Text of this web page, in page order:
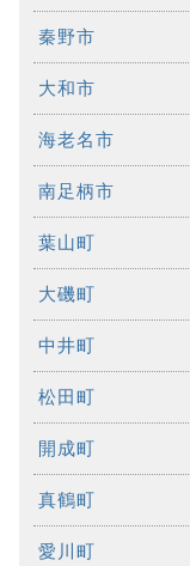
秦野市
大和市
海老名市
南足柄市
葉山町
大磯町
中井町
松田町
開成町
真鶴町
愛川町